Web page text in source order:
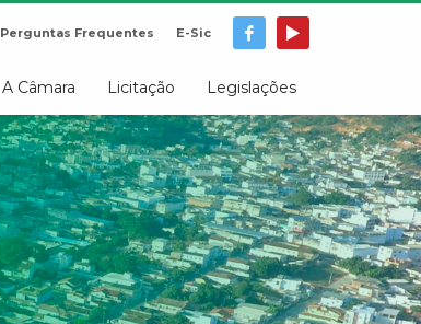
Perguntas Frequentes E-Sic
A Câmara Licitação Legislações